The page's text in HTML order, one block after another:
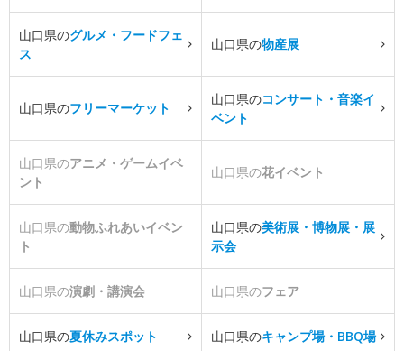
山口県のグルメ・フードフェ
ス
山口県の物産展
山口県のフリーマーケット
山口県のコンサート・音楽イ
ベント
山口県のアニメ・ゲームイベ
ント
山口県の花イベント
山口県の動物ふれあいイベン
ト
山口県の美術展・博物展・展
示会
山口県の演劇・講演会 山口県のフェア
山口県の夏休みスポット 山口県のキャンプ場・BBQ場